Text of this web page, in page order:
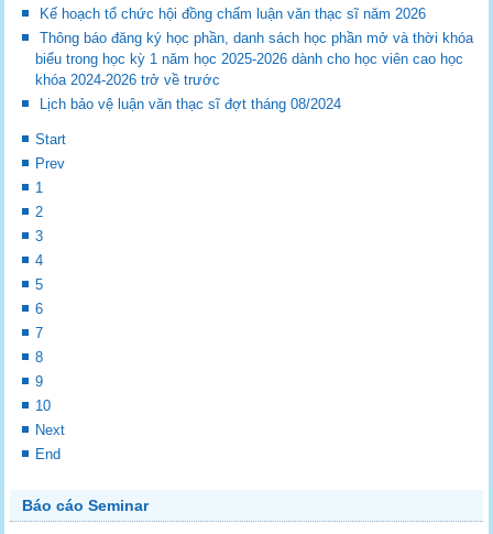
Kế hoạch tổ chức hội đồng chấm luận văn thạc sĩ năm 2026
Thông báo đăng ký học phần, danh sách học phần mở và thời khóa
biểu trong học kỳ 1 năm học 2025-2026 dành cho học viên cao học
khóa 2024-2026 trở về trước
Lịch bảo vệ luận văn thạc sĩ đợt tháng 08/2024
Start
Prev
1
2
3
4
5
6
7
8
9
10
Next
End
Báo cáo Seminar